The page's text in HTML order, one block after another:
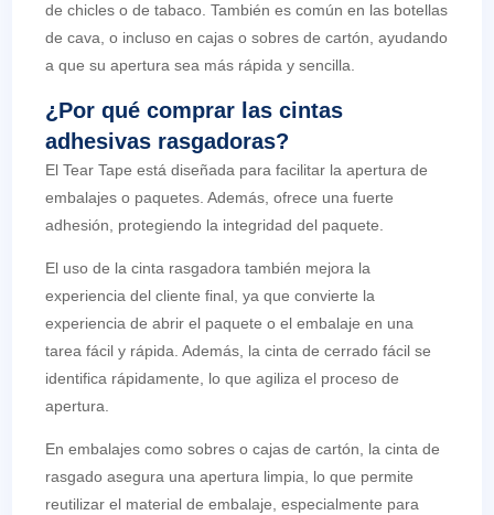
de chicles o de tabaco. También es común en las botellas
de cava, o incluso en cajas o sobres de cartón, ayudando
a que su apertura sea más rápida y sencilla.
¿Por qué comprar las cintas
adhesivas rasgadoras?
El Tear Tape está diseñada para facilitar la apertura de
embalajes o paquetes. Además, ofrece una fuerte
adhesión, protegiendo la integridad del paquete.
El uso de la cinta rasgadora también mejora la
experiencia del cliente final, ya que convierte la
experiencia de abrir el paquete o el embalaje en una
tarea fácil y rápida. Además, la cinta de cerrado fácil se
identifica rápidamente, lo que agiliza el proceso de
apertura.
En embalajes como sobres o cajas de cartón, la cinta de
rasgado asegura una apertura limpia, lo que permite
reutilizar el material de embalaje, especialmente para